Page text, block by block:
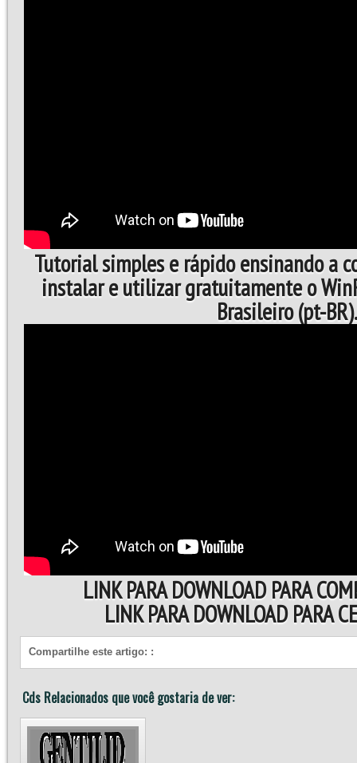
Tutorial simples e rápido ensinando a
instalar e utilizar gratuitamente o
Brasileiro (pt-BR).
LINK PARA DOWNLOAD PARA
LINK PARA DOWNLOAD PARA
Compartilhe este artigo: :
Cds Relacionados que você gostaria de ver: